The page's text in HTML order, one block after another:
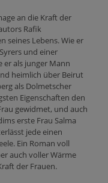
an die Kraft der
Rafik
seines Lebens. Wie er
und einer
er als junger Mann
heimlich über Beirut
als Dolmetscher
Eigenschaften den
gewidmet, und auch
erste Frau Salma
jede einen
Ein Roman voll
auch voller Wärme
der Frauen.